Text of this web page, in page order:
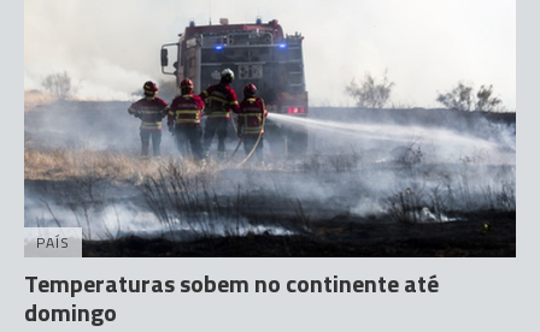
PAÍS
Temperaturas sobem no continente até
domingo